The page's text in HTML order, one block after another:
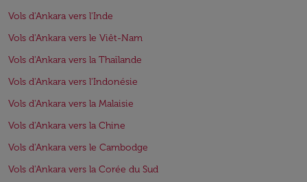
Vols d'Ankara vers l'Inde
Vols d'Ankara vers le Viêt-Nam
Vols d'Ankara vers la Thaïlande
Vols d'Ankara vers l'Indonésie
Vols d'Ankara vers la Malaisie
Vols d'Ankara vers la Chine
Vols d'Ankara vers le Cambodge
Vols d'Ankara vers la Corée du Sud